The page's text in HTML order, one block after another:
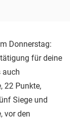
Donnerstag:
für deine
auch
22 Punkte,
Siege und
vor den